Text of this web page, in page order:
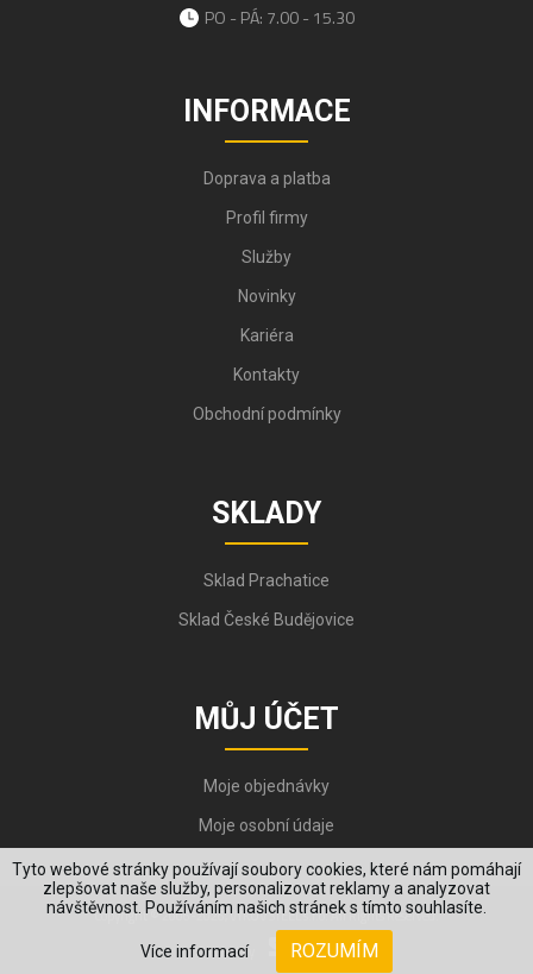
Tyto webové stránky používají soubory cookies, které nám pomáhají
zlepšovat naše služby, personalizovat reklamy a analyzovat
návštěvnost. Používáním našich stránek s tímto souhlasíte.
Více informací ROZUMÍM
PO - PÁ: 7.00 - 15.30
INFORMACE
Doprava a platba
Profil firmy
Služby
Novinky
Kariéra
Kontakty
Obchodní podmínky
SKLADY
Sklad Prachatice
Sklad České Budějovice
MŮJ ÚČET
Moje objednávky
Moje osobní údaje
Copyright © 2006-2026, VYKOV STEEL s.r.o. All Rights Reserved.
Created by